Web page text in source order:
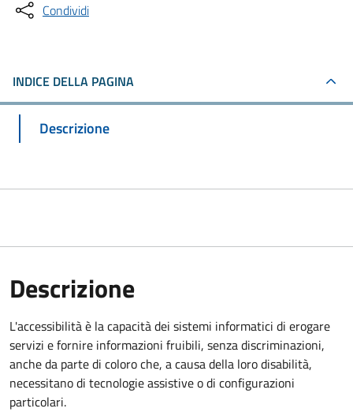
Condividi
INDICE DELLA PAGINA
Descrizione
Descrizione
L'accessibilità è la capacità dei sistemi informatici di erogare
servizi e fornire informazioni fruibili, senza discriminazioni,
anche da parte di coloro che, a causa della loro disabilità,
necessitano di tecnologie assistive o di configurazioni
particolari.